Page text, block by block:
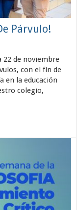
Párvulo!
22 de noviembre
con el fin de
en la educación
colegio,